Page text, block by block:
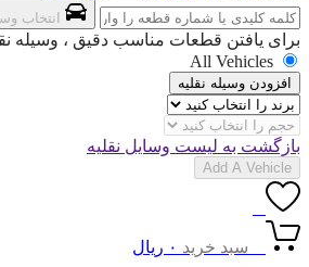
انتخاب
برای یافتن قطعات مناسب دقیق ، وسیله
All Vehicles
افزودن وسیله نقلیه
بازگشت به لیست وسایل نقلیه
Add A Vehicle
سبد خرید ۰ ریال